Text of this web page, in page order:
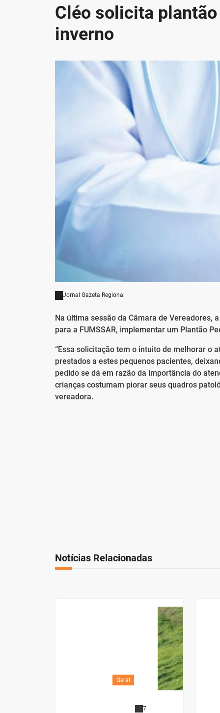
Cléo solicita
inverno
Jornal Gazeta Regional
Na última sessão da Câmara de Vereadores,
para a FUMSSAR, implementar um Plantão
“Essa solicitação tem o intuito de melhorar o
prestados a estes pequenos pacientes,
pedido se dá em razão da importância do
crianças costumam piorar seus quadros
vereadora.
Notícias Relacionadas
Geral
7